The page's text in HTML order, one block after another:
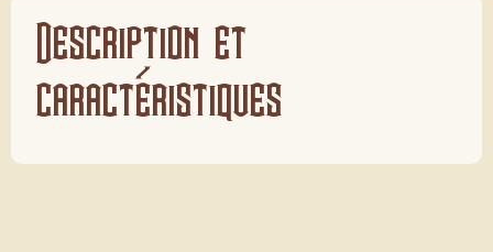
Description et
caractéristiques